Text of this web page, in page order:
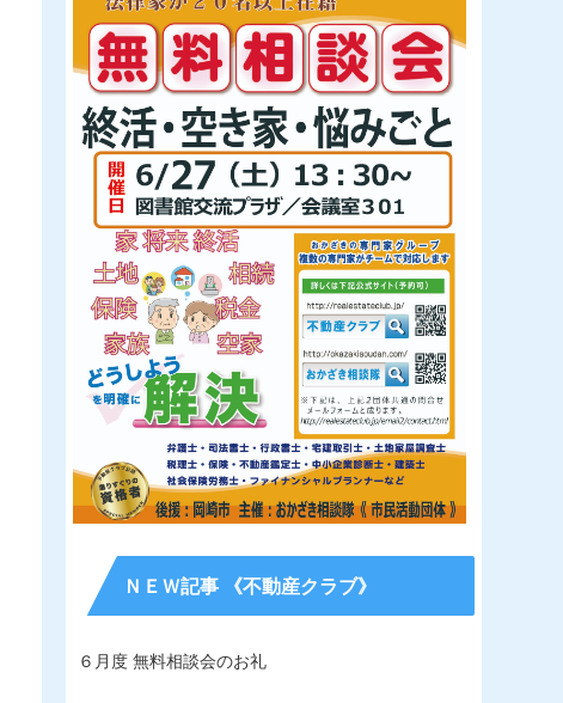
ＮＥＷ記事 《不動産クラブ》
６月度 無料相談会のお礼